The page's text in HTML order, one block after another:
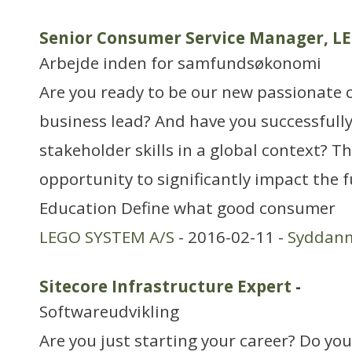
Senior Consumer Service Manager,
Arbejde inden for samfundsøkonomi
Are you ready to be our new passionate
business lead? And have you
stakeholder skills in a global context?
opportunity to significantly impact the
Education Define what good consumer
LEGO SYSTEM A/S - 2016-02-11 -
Sitecore Infrastructure Expert -
Softwareudvikling
Are you just starting your career? Do